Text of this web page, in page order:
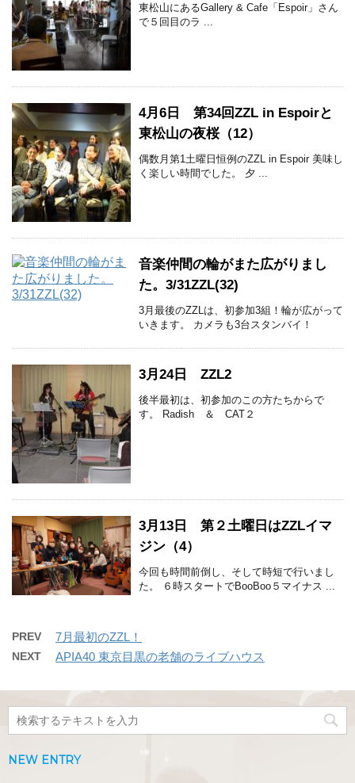
東松山にあるGallery & Cafe「Espoir」さん
で５回目のラ ...
4月6日 第34回ZZL in Espoirと
東松山の夜桜（12）
偶数月第1土曜日恒例のZZL in Espoir 美味し
く楽しい時間でした。 夕 ...
音楽仲間の輪がまた広がりまし
た。3/31ZZL(32)
3月最後のZZLは、初参加3組！輪が広がって
いきます。 カメラも3台スタンバイ！
3月24日 ZZL2
後半最初は、初参加のこの方たちからで
す。 Radish ＆ CAT２
3月13日 第２土曜日はZZLイマ
ジン（4）
今回も時間前倒し、そして時短で行いまし
た。 ６時スタートでBooBoo５マイナス ...
PREV 7月最初のZZL！
NEXT APIA40 東京目黒の老舗のライブハウス
NEW ENTRY